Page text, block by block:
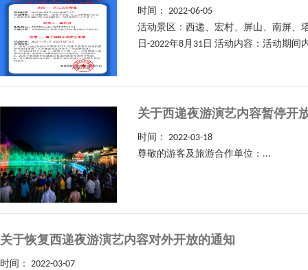
时间： 2022-06-05
活动景区：西递、宏村、屏山、南屏、
日-2022年8月31日 活动内容：活动期
关于西递夜游演艺内容暂停开
时间： 2022-03-18
尊敬的游客及旅游合作单位：...
关于恢复西递夜游演艺内容对外开放的通知
时间： 2022-03-07